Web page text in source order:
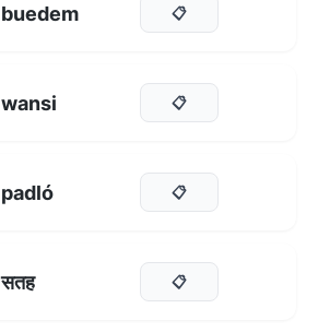
buedem 📋
wansi 📋
padló 📋
सतह 📋